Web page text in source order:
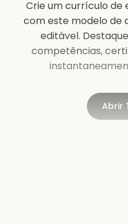
Crie um currículo de
com este modelo de
editável.
competências,
Abrir